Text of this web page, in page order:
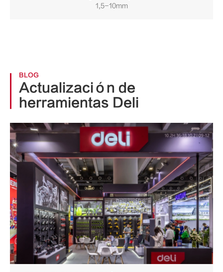
1,5-10mm
BLOG
Actualización de
herramientas Deli